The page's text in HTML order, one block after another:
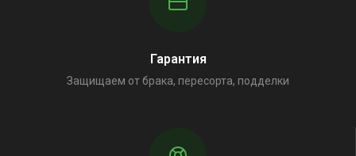
Гарантия
Защищаем от брака, пересорта, подделки